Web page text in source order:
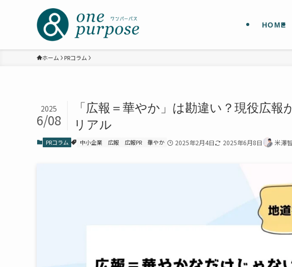
HOME
ホーム PRコラム
「広報＝華やか」は勘違い？現役広報
リアル
2025
6/08
PRコラム 中小企業 広報 広報PR 華やか 2025年2月4日 2025年6月8日 米澤